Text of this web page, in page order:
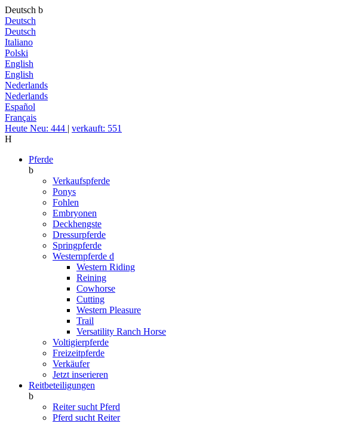
Deutsch b
Deutsch
Deutsch
Italiano
Polski
English
English
Nederlands
Nederlands
Español
Français
Heute Neu: 444 | verkauft: 551
H
Pferde
b
Verkaufspferde
Ponys
Fohlen
Embryonen
Deckhengste
Dressurpferde
Springpferde
Westernpferde d
Western Riding
Reining
Cowhorse
Cutting
Western Pleasure
Trail
Versatility Ranch Horse
Voltigierpferde
Freizeitpferde
Verkäufer
Jetzt inserieren
Reitbeteiligungen
b
Reiter sucht Pferd
Pferd sucht Reiter